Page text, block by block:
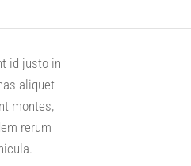
id justo in
aliquet
montes,
rerum